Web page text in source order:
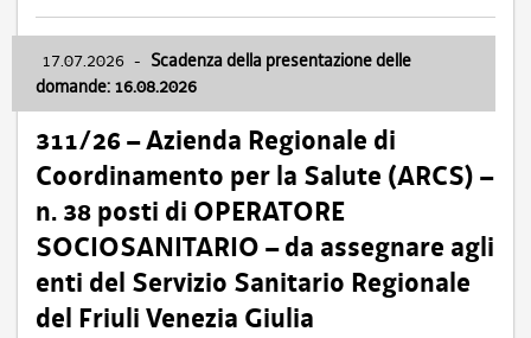
17.07.2026 - Scadenza della presentazione delle
domande: 16.08.2026
311/26 – Azienda Regionale di
Coordinamento per la Salute (ARCS) –
n. 38 posti di OPERATORE
SOCIOSANITARIO – da assegnare agli
enti del Servizio Sanitario Regionale
del Friuli Venezia Giulia